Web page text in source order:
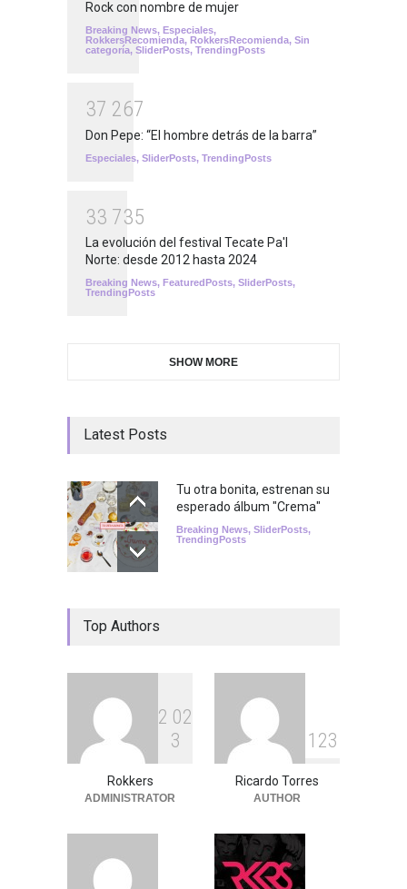
Rock con nombre de mujer
Breaking News, Especiales,
RokkersRecomienda, RokkersRecomienda, Sin
categoría, SliderPosts, TrendingPosts
37 267
Don Pepe: “El hombre detrás de la barra”
Especiales, SliderPosts, TrendingPosts
33 735
La evolución del festival Tecate Pa'l
Norte: desde 2012 hasta 2024
Breaking News, FeaturedPosts, SliderPosts,
TrendingPosts
SHOW MORE
Latest Posts
Tu otra bonita, estrenan su
esperado álbum "Crema"
Breaking News, SliderPosts,
TrendingPosts
Top Authors
2 02
3
Rokkers
ADMINISTRATOR
1 23
Ricardo Torres
AUTHOR